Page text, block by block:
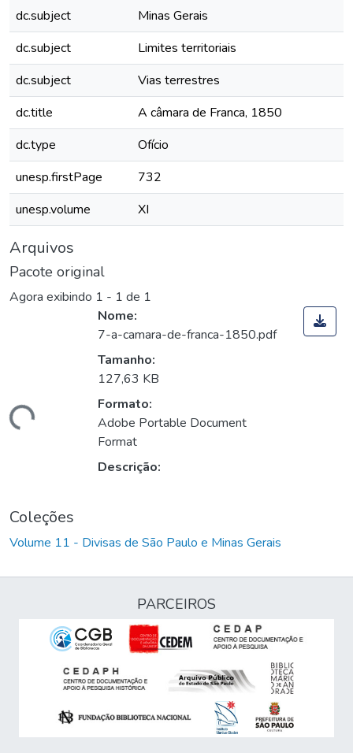
dc.subject
Minas Gerais
dc.subject
Limites territoriais
dc.subject
Vias terrestres
dc.title
A câmara de Franca, 1850
dc.type
Ofício
unesp.firstPage
732
unesp.volume
XI
Arquivos
Pacote original
Agora exibindo 1 - 1 de 1
Nome:
7-a-camara-de-franca-1850.pdf
Tamanho:
127,63 KB
Formato:
Adobe Portable Document
Format
Descrição:
Coleções
Volume 11 - Divisas de São Paulo e Minas Gerais
PARCEIROS